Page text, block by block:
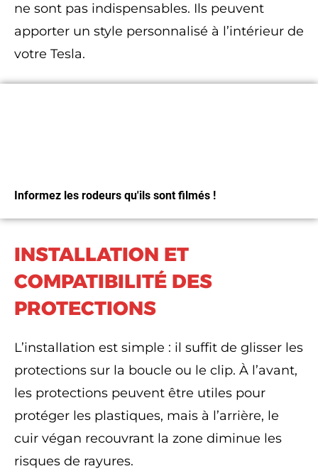
ne sont pas indispensables. Ils peuvent
apporter un style personnalisé à l’intérieur de
votre Tesla.
Informez les rodeurs qu'ils sont filmés !
J'Y VAIS
INSTALLATION ET
COMPATIBILITÉ DES
PROTECTIONS
L’installation est simple : il suffit de glisser les
protections sur la boucle ou le clip. À l’avant,
les protections peuvent être utiles pour
protéger les plastiques, mais à l’arrière, le
cuir végan recouvrant la zone diminue les
risques de rayures.